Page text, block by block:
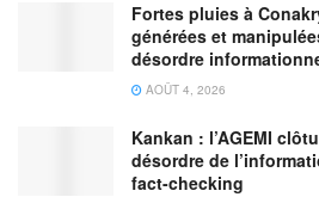
Fortes pluies à
générées et
désordre
AOÛT 4, 2026
Kankan : l’AGEMI
désordre de
fact-checking